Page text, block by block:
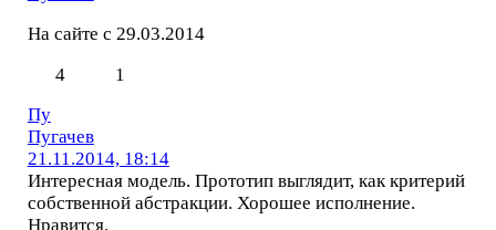
На сайте с 29.03.2014
4
1
Пу
Пугачев
21.11.2014, 18:14
Интересная модель. Прототип выглядит, как критерий
собственной абстракции. Хорошее исполнение.
Нравится.